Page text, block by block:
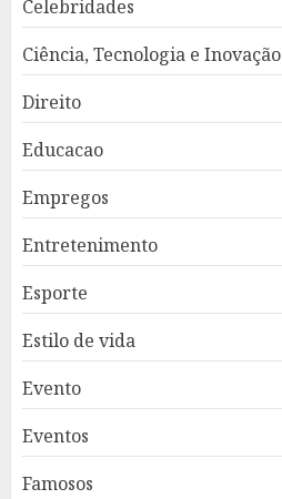
Celebridades
Ciência, Tecnologia e Inovação
Direito
Educacao
Empregos
Entretenimento
Esporte
Estilo de vida
Evento
Eventos
Famosos